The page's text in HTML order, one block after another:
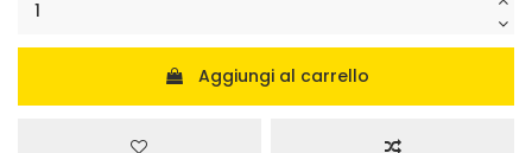
Aggiungi al carrello